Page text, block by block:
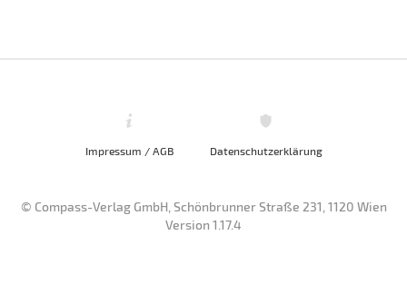
Impressum / AGB Datenschutzerklärung
© Compass-Verlag GmbH, Schönbrunner Straße 231, 1120 Wien
Version 1.17.4